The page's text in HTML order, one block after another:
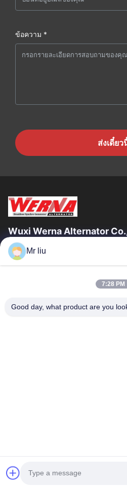
ข้อความ *
ส่งเดี๋ยว
Wuxi Werna Alternator
ลิงก์ด่วน
เกี่
ทัวร์โรงงาน
กา
Mr liu
7:28 PM
Good day, what product are you